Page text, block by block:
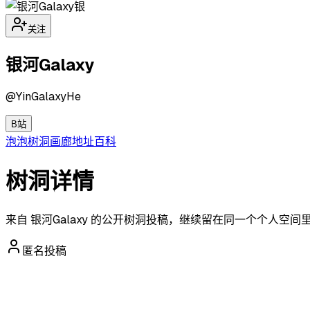
银
关注
银河Galaxy
@YinGalaxyHe
B站
泡泡树洞画廊地址百科
树洞详情
来自 银河Galaxy 的公开树洞投稿，继续留在同一个个人空间
匿名投稿